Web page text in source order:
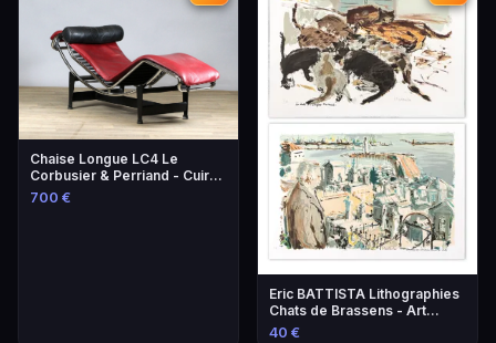
Chaise Longue LC4 Le
Corbusier & Perriand - Cuir
Lie-de-Vin
700 €
Eric BATTISTA Lithographies
Chats de Brassens - Art
Contemporain
40 €